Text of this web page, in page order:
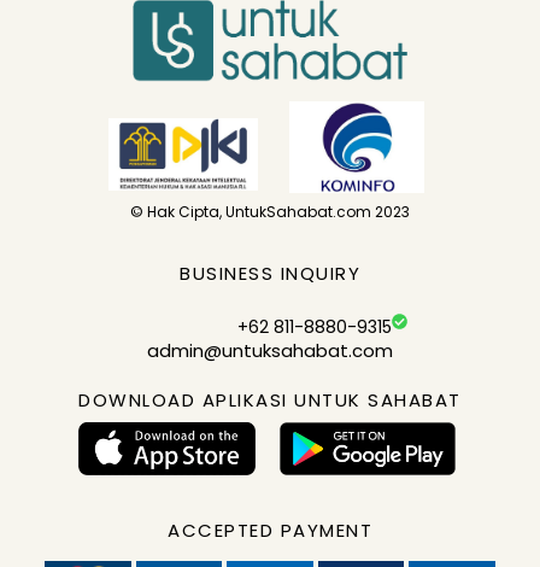
© Hak Cipta, UntukSahabat.com 2023
BUSINESS INQUIRY
+62 811-8880-9315
admin@untuksahabat.com
DOWNLOAD APLIKASI UNTUK SAHABAT
ACCEPTED PAYMENT